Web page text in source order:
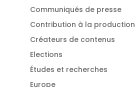
Communiqués de presse
Contribution à la production
Créateurs de contenus
Elections
Études et recherches
Europe